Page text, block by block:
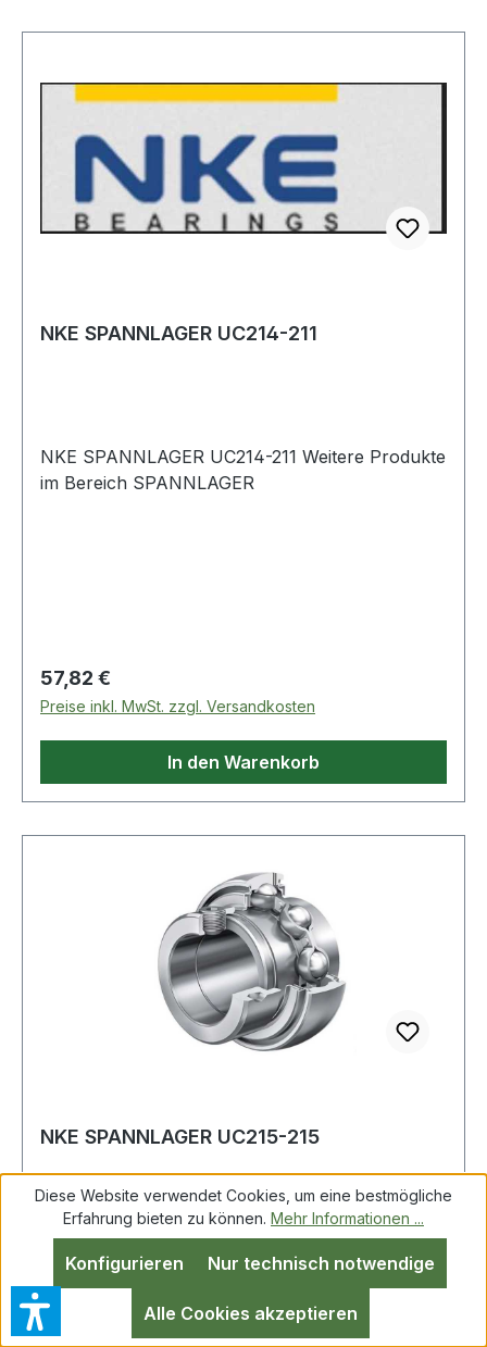
NKE SPANNLAGER UC214-211
NKE SPANNLAGER UC214-211 Weitere Produkte
im Bereich SPANNLAGER
Regulärer Preis:
57,82 €
Preise inkl. MwSt. zzgl. Versandkosten
In den Warenkorb
NKE SPANNLAGER UC215-215
NKE SPANNLAGER UC215-215 Weitere Produkte
Diese Website verwendet Cookies, um eine bestmögliche
Erfahrung bieten zu können. Mehr Informationen ...
Nur technisch notwendige
Konfigurieren
Alle Cookies akzeptieren